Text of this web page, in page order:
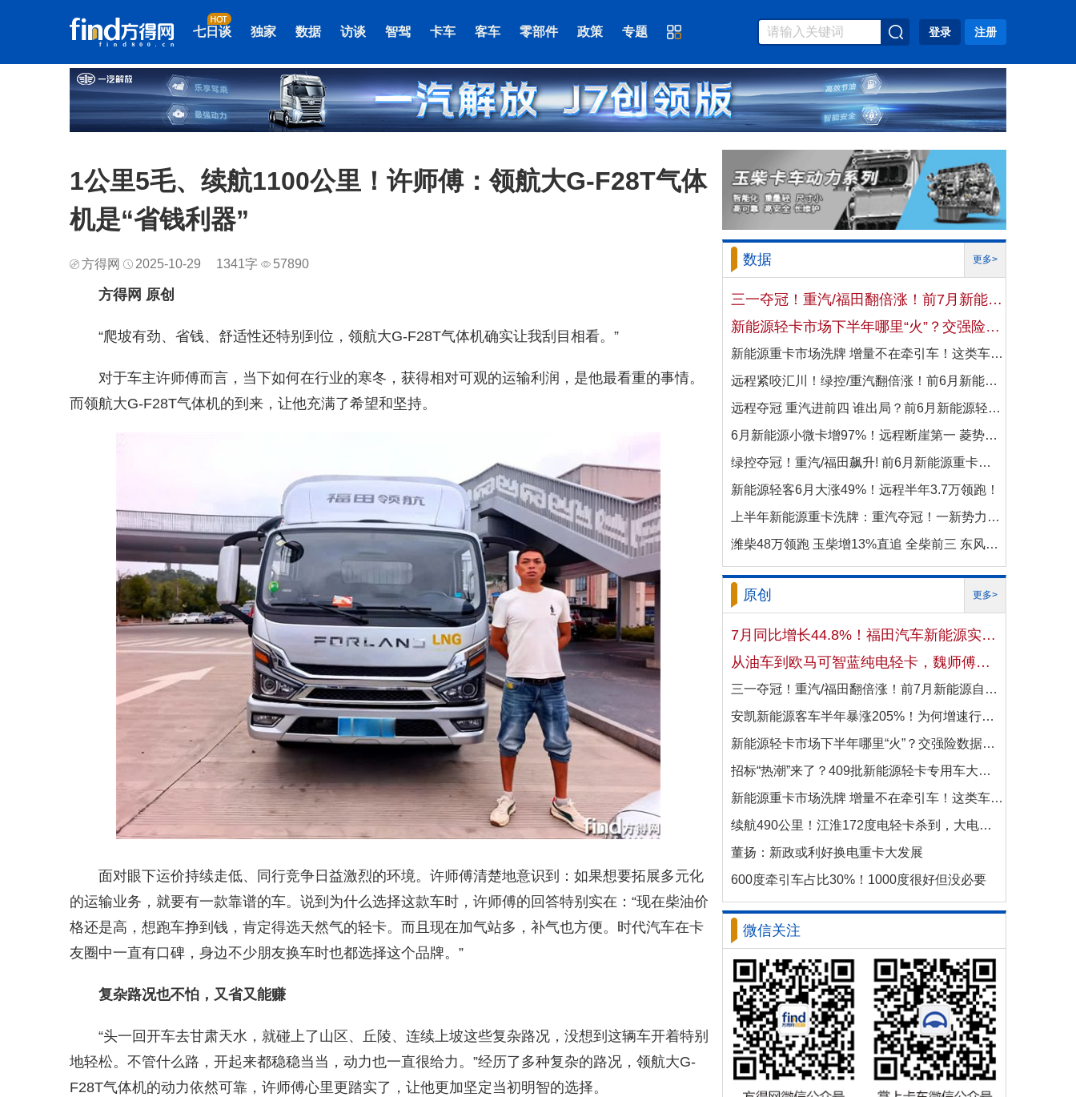
七日谈 独家 数据 访谈 智驾 卡车 客车 零部件 政策 专题 登录 注册
1公里5毛、续航1100公里！许师傅：领航大G-F28T气体
机是“省钱利器”
方得网 2025-10-29 1341字 57890
方得网 原创
“爬坡有劲、省钱、舒适性还特别到位，领航大G-F28T气体机确实让我刮目相看。”
对于车主许师傅而言，当下如何在行业的寒冬，获得相对可观的运输利润，是他最看重的事情。
而领航大G-F28T气体机的到来，让他充满了希望和坚持。
面对眼下运价持续走低、同行竞争日益激烈的环境。许师傅清楚地意识到：如果想要拓展多元化
的运输业务，就要有一款靠谱的车。说到为什么选择这款车时，许师傅的回答特别实在：“现在柴油价
格还是高，想跑车挣到钱，肯定得选天然气的轻卡。而且现在加气站多，补气也方便。时代汽车在卡
友圈中一直有口碑，身边不少朋友换车时也都选择这个品牌。”
复杂路况也不怕，又省又能赚
“头一回开车去甘肃天水，就碰上了山区、丘陵、连续上坡这些复杂路况，没想到这辆车开着特别
地轻松。不管什么路，开起来都稳稳当当，动力也一直很给力。”经历了多种复杂的路况，领航大G-
F28T气体机的动力依然可靠，许师傅心里更踏实了，让他更加坚定当初明智的选择。
数据 更多>
三一夺冠！重汽/福田翻倍涨！前7月新能源自卸车大增106%！
新能源轻卡市场下半年哪里“火”？交强险数据揭秘机会
新能源重卡市场洗牌 增量不在牵引车！这类车增速破100%
远程紧咬汇川！绿控/重汽翻倍涨！前6月新能源商用车电机十强生变！
远程夺冠 重汽进前四 谁出局？前6月新能源轻卡电机十强洗牌！
6月新能源小微卡增97%！远程断崖第一 菱势暴涨337%进前三 比亚迪杀进前七
绿控夺冠！重汽/福田飙升! 前6月新能源重卡电机十强变阵！
新能源轻客6月大涨49%！远程半年3.7万领跑！
上半年新能源重卡洗牌：重汽夺冠！一新势力千倍暴涨！
潍柴48万领跑 玉柴增13%直追 全柴前三 东风康明斯进前六 上半年柴油机增10.7
原创 更多>
7月同比增长44.8%！福田汽车新能源实现国内出口双向开花
从油车到欧马可智蓝纯电轻卡，魏师傅的医药配送日子越过越省心
三一夺冠！重汽/福田翻倍涨！前7月新能源自卸车大增106%！
安凯新能源客车半年暴涨205%！为何增速行业第一？
新能源轻卡市场下半年哪里“火”？交强险数据揭秘机会
招标“热潮”来了？409批新能源轻卡专用车大批量上新！
新能源重卡市场洗牌 增量不在牵引车！这类车增速破100%
续航490公里！江淮172度电轻卡杀到，大电量时代来了？
董扬：新政或利好换电重卡大发展
600度牵引车占比30%！1000度很好但没必要
微信关注